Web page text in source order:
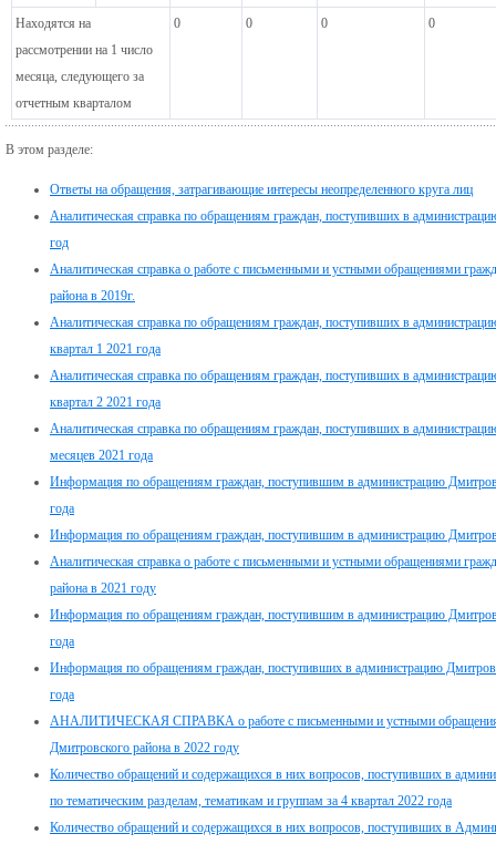
Находятся на
рассмотрении на 1 число
месяца, следующего за
отчетным кварталом
0 0 0 0
В этом разделе:
Ответы на обращения, затрагивающие интересы неопределенного круга лиц
Аналитическая справка по обращениям граждан, поступивших в
год
Аналитическая справка о работе с письменными и устными обращениями
района в 2019г.
Аналитическая справка по обращениям граждан, поступивших в
квартал 1 2021 года
Аналитическая справка по обращениям граждан, поступивших в
квартал 2 2021 года
Аналитическая справка по обращениям граждан, поступивших в
месяцев 2021 года
Информация по обращениям граждан, поступившим в администрацию
года
Информация по обращениям граждан, поступившим в администрацию
Аналитическая справка о работе с письменными и устными обращениями
района в 2021 году
Информация по обращениям граждан, поступившим в администрацию
года
Информация по обращениям граждан, поступивших в администрацию
года
АНАЛИТИЧЕСКАЯ СПРАВКА о работе с письменными и устными
Дмитровского района в 2022 году
Количество обращений и содержащихся в них вопросов, поступивших в
по тематическим разделам, тематикам и группам за 4 квартал 2022 года
Количество обращений и содержащихся в них вопросов, поступивших в